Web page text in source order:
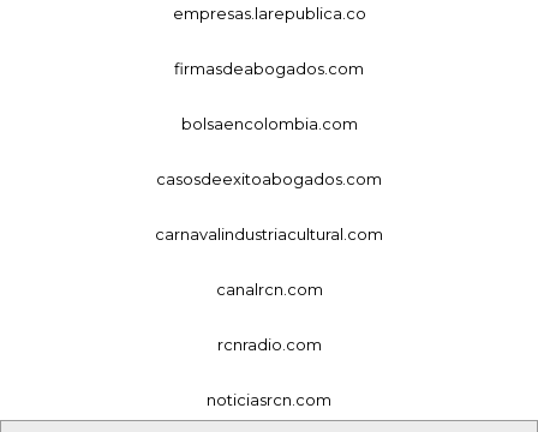
empresas.larepublica.co
firmasdeabogados.com
bolsaencolombia.com
casosdeexitoabogados.com
carnavalindustriacultural.com
canalrcn.com
rcnradio.com
noticiasrcn.com